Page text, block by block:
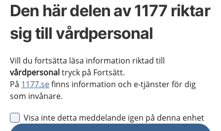
Den här delen av 1177 riktar
sig till vårdpersonal
Vill du fortsätta läsa information riktad till
vårdpersonaltryck på Fortsätt.
På 1177.sefinns information och e-tjänster för dig
som invånare.
Visa inte detta meddelande igen på denna enhet
Diabetes med hög risk för
fotsår
Omfattning av kunskapsstödet
hos patienter med diabetes och pågår vanligen livet